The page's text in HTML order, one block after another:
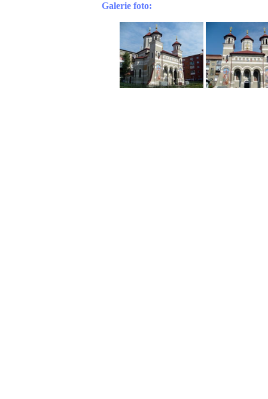
Galerie foto: